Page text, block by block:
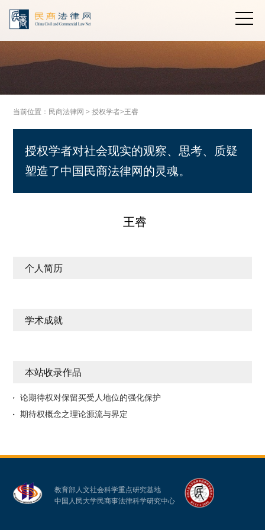
当前位置： 民商法律网 >授权学者>王睿
授权学者对社会现实的观察、思考、质疑
塑造了中国民商法律网的灵魂。
王睿
个人简历
学术成就
本站收录作品
论期待权对保留买受人地位的强化保护
期待权概念之理论源流与界定
教育部人文社会科学重点研究基地
中国人民大学民商事法律科学研究中心